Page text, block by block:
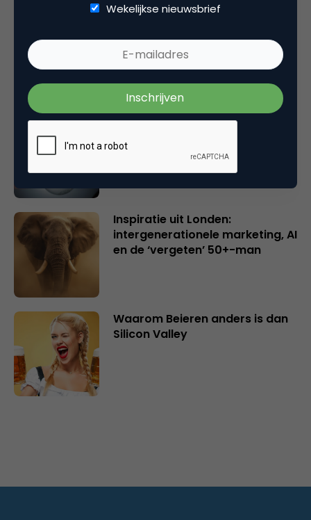
Rebel with or without a cause?
Wake-upcall voor ontwerpers
en merkeigenaren
Creatieve sector als aanjager
verbinder van industrieën
Inspiratie uit Londen:
intergenerationele marketing, AI
en de ‘vergeten’ 50+-man
Waarom Beieren anders is dan
Silicon Valley
Wekelijkse nieuwsbrief